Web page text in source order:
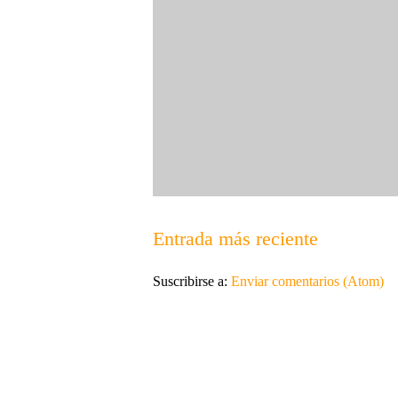
Entrada más reciente
Suscribirse a: Enviar comentarios (Atom)